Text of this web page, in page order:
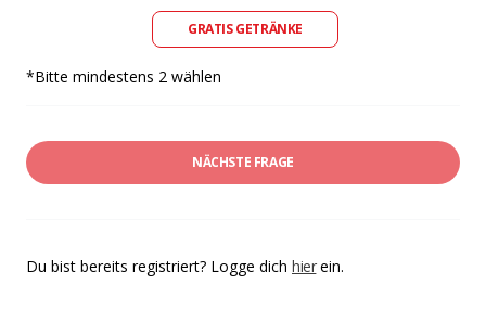
GRATIS GETRÄNKE
*Bitte mindestens 2 wählen
NÄCHSTE FRAGE
Du bist bereits registriert? Logge dich hierein.